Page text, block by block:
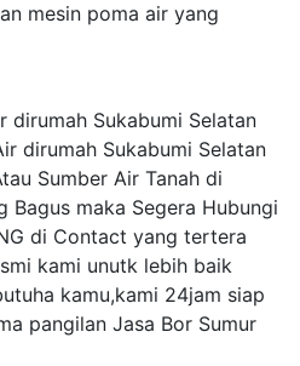
mesin poma air yang
dirumah Sukabumi Selatan
dirumah Sukabumi Selatan
Sumber Air Tanah di
Bagus maka Segera Hubungi
di Contact yang tertera
kami unutk lebih baik
kamu,kami 24jam siap
pangilan Jasa Bor Sumur